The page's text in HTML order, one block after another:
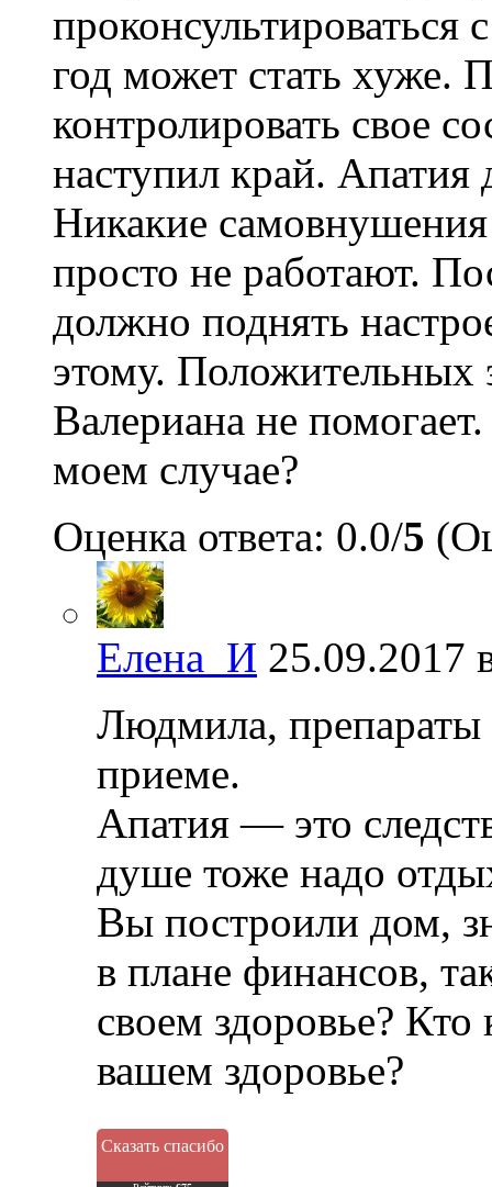
год может стать хуже.
контролировать свое
наступил край. Апатия
Никакие
просто не работают.
должно поднять
этому. Положительных
Валериана не
моем случае?
Оценка ответа: 0.0/5
Елена_И 25.09.2017
Людмила, препараты
приеме.
Апатия — это
душе тоже надо
Вы построили дом,
в плане финансов,
своем здоровье? Кто
вашем здоровье?
Сказать спасибо